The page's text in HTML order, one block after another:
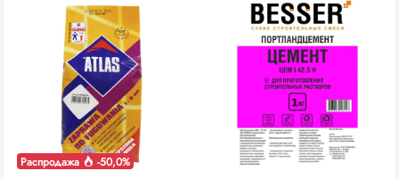
Распродажа -50,0%